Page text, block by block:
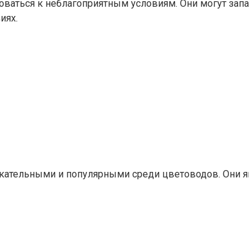
к неблагоприятным условиям. Они могут
и популярными среди цветоводов.